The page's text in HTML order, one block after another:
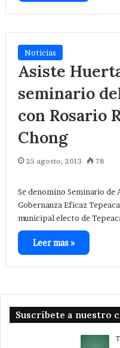
Noticias
Asiste
seminario
con Rosario
Chong
25 agosto, 2013 78
Se denomino Seminario
Gobernanza Eficaz
municipal electo de
Leer mas »
Suscribete a nuestro